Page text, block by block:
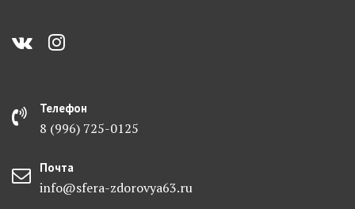
Телефон
8 (996) 725-0125
Почта
info@sfera-zdorovya63.ru